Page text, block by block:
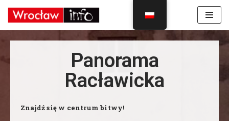
do
Panorama
Racławicka
Znajdź się w centrum bitwy!